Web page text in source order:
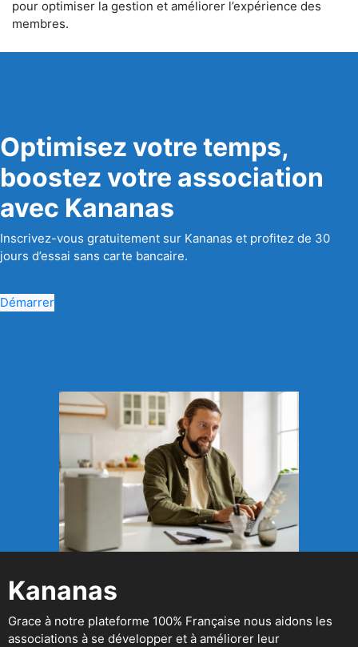
pour optimiser la gestion et améliorer l’expérience des
membres.
Optimisez votre temps,
boostez votre association
avec Kananas
Inscrivez-vous gratuitement sur Kananas et profitez de 30
jours d’essai sans carte bancaire.
Démarrer
Kananas
Grace à notre plateforme 100% Française nous aidons les
associations à se développer et à améliorer leur